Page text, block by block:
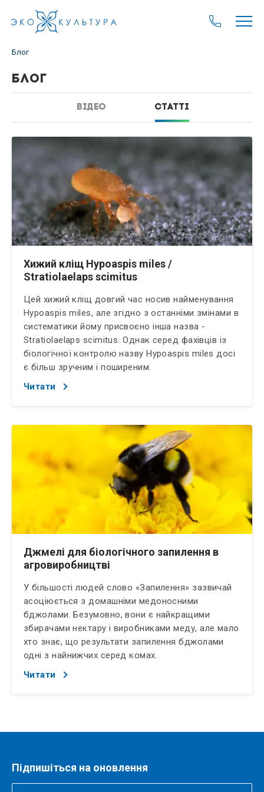
Блог
БЛОГ
ВІДЕО СТАТТІ
НАВІЩО ПОТРІБНІ ДЕЛЬТОВИДНІ ПАШКИ? ЯК
Хижий кліщ Hypoaspis miles /
Stratiolaelaps scimitus
Цей хижий кліщ довгий час носив найменування
Hypoaspis miles, але згідно з останніми змінами в
систематики йому присвоєно інша назва -
Stratiolaelaps scimitus. Однак серед фахівців із
біологічної контролю назву Hypoaspis miles досі
є більш зручним і поширеним.
Читати
Джмелі для біологічного запилення в
агровиробництві
У більшості людей слово «Запилення» зазвичай
асоціюється з домашніми медоносними
бджолами. Безумовно, вони є найкращими
збирачами нектару і виробниками меду, але мало
хто знає, що результати запилення бджолами
одні з найнижчих серед комах.
Читати
Підпишіться на оновлення